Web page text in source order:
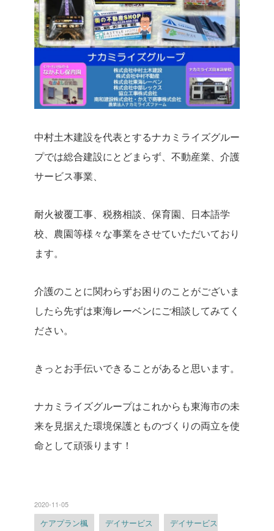
中村土木建設を代表とするナカミライズグルー
プでは総合建設にとどまらず、不動産業、介護
サービス事業、
耐火被覆工事、税務相談、保育園、日本語学
校、農園等様々な事業をさせていただいており
ます。
介護のことに関わらずお困りのことがございま
したら先ずは東海レーベンにご相談してみてく
ださい。
きっとお手伝いできることがあると思います。
ナカミライズグループはこれからも東海市の未
来を見据えた環境保護とものづくりの両立を使
命として頑張ります！
2020-11-05
ケアプラン楓 デイサービス
デイサービス